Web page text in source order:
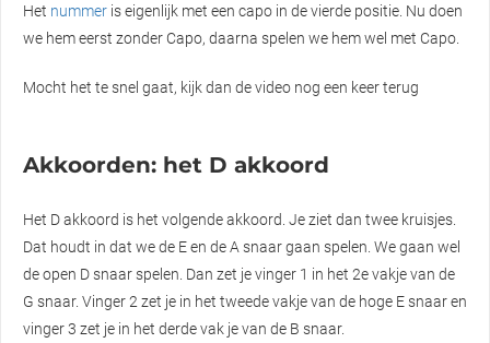
Het nummer is eigenlijk met een capo in de vierde positie. Nu doen
we hem eerst zonder Capo, daarna spelen we hem wel met Capo.
Mocht het te snel gaat, kijk dan de video nog een keer terug
Akkoorden: het D akkoord
Het D akkoord is het volgende akkoord. Je ziet dan twee kruisjes.
Dat houdt in dat we de E en de A snaar gaan spelen. We gaan wel
de open D snaar spelen. Dan zet je vinger 1 in het 2e vakje van de
G snaar. Vinger 2 zet je in het tweede vakje van de hoge E snaar en
vinger 3 zet je in het derde vak je van de B snaar.